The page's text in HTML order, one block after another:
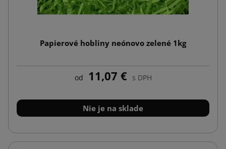
Papierové hobliny neónovo zelené 1kg
od 11,07 € s DPH
Nie je na sklade